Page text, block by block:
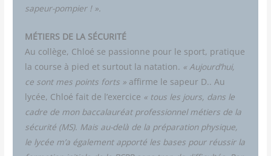
sapeur-pompier ! ».
MÉTIERS DE LA SÉCURITÉ
Au col­lège, Chloé se pas­sionne pour le sport, pra­tique
la course à pied et sur­tout la nata­tion. « Aujourd’hui,
ce sont mes points forts » affirme le sapeur D.. Au
lycée, Chloé fait de l’exercice « tous les jours, dans le
cadre de mon bac­ca­lau­réat pro­fes­sion­nel métiers de la
sécu­ri­té (MS). Mais au-delà de la pré­pa­ra­tion phy­sique,
le lycée m’a éga­le­ment appor­té les bases pour réus­sir la